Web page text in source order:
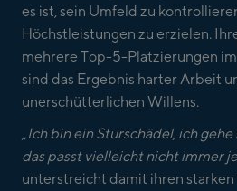
es ist, sein Umfeld zu
Höchstleistungen zu erzielen.
mehrere Top-5-Platzierungen
sind das Ergebnis harter Arbeit
unerschütterlichen Willens.
„Ich bin ein Sturschädel, ich
das passt vielleicht nicht immer
unterstreicht damit ihren starken